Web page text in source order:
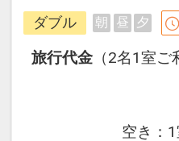
宮島のおすすめ観
◆厳島神社
世界文化遺産であ
立つ朱の大鳥居が
せています。
・加湿機能付空気
ここがポイント！
●おひとり様１泊
●レンタサイクルを
ダブル 朝 昼 夕
旅行代金 （2名1室
空き：